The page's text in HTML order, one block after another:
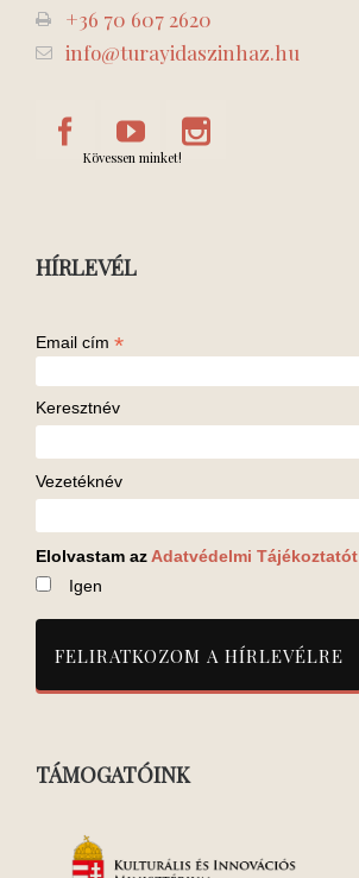
+36 70 607 2620
info@turayidaszinhaz.hu
Kövessen minket!
HÍRLEVÉL
Email cím *
Keresztnév
Vezetéknév
Elolvastam az Adatvédelmi Tájékoztatót
Igen
TÁMOGATÓINK